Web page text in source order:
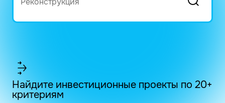
Найдите инвестиционные проекты по 20+
критериям